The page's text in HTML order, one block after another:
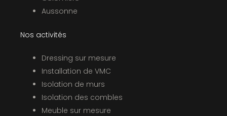
Aussonne
Nos activités
Dressing sur mesure
Installation de VMC
Isolation de murs
Isolation des combles
Meuble sur mesure